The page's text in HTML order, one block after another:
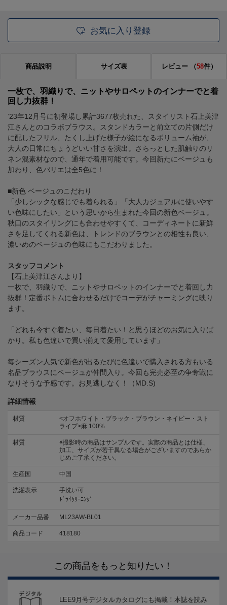
お気に入り登録
商品説明 サイズ表 レビュー （58件）
一枚で、羽織りで、ニットやサロペットのインナーでと着
回し力抜群！
’23年12月号に初登場し累計3677枚売れた、スタイリスト石上美津
江さんとのコラボブラウス。スタンドカラーと前立ての片側だけ
に配したフリル、たくし上げた様子が絵になるボリューム袖が、
大人の日常にちょうどいい甘さを演出。さらっとした肌触りのリ
ネン混素材なので、通年で着用可能です。今回新たにベージュも
加わり、色バリエは全5色に！
■新色 ベージュのこだわり
「少しシックな感じでも着られる」「大人カジュアルに使いやす
い色味にしたい」という思いから生まれた今回の新色ベージュ。
秋口のスタイリングにも合わせやすくて、コーディネートに新鮮
さを足してくれる新色は、トレンドのブラウンとの相性も良い、
濃いめのベージュの色味にもこだわりました。
スタッフコメント
【石上美津江さんより】
一枚で、羽織りで、ニットやサロペットのインナーでと着回し力
抜群！定番ボトムに合わせるだけでコーデがチャーミングに映り
ます。
「どれも今すぐ着たい、毎日着たい！と思うほどのお気に入りば
かり。私も色違いで買い揃えて愛用しています」
毎シーズン人気で新色が出るたびに色違いで購入される方もいる
名品ブラウスにベージュが仲間入り。今回も完売必至の争奪戦に
なりそうな予感です。お見逃しなく！（MD.S)
詳細情報
材質
<オフホワイト・ブラック・ブラウン・ネイビー・スト
ライプ>麻 100%
材質
※撮影時の商品はサンプルです。実際の商品とは仕様、
加工、サイズが若干異なる場合がございますのであらか
じめご了承ください。
生産国 中国
洗濯表示
手洗い可
ﾄﾞﾗｲｸﾘｰﾆﾝｸﾞ
メーカー品番 ML23AW-BL01
商品コード 418180
この商品をもっと知りたい！
LEE9月号デジタルカタログにも掲載！本誌を読み